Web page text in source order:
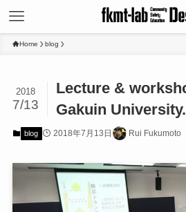
Home blog
Lecture &
Gakuin University.
2018
7/13
blog 2018年7月13日 Rui Fukumoto